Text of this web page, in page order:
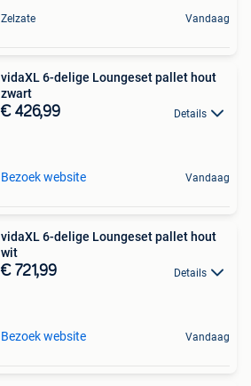
Zelzate Vandaag
vidaXL 6-delige Loungeset pallet hout
zwart
€ 426,99 Details
Bezoek website Vandaag
vidaXL 6-delige Loungeset pallet hout
wit
€ 721,99 Details
Bezoek website Vandaag